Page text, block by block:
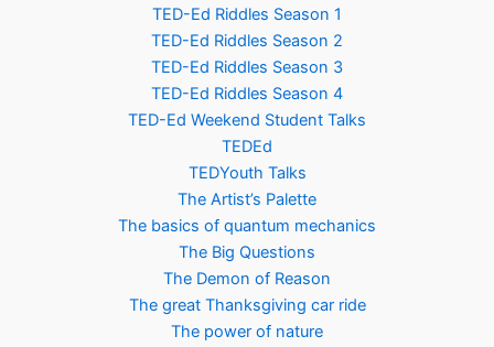
TED-Ed Riddles Season 1
TED-Ed Riddles Season 2
TED-Ed Riddles Season 3
TED-Ed Riddles Season 4
TED-Ed Weekend Student Talks
TEDEd
TEDYouth Talks
The Artist’s Palette
The basics of quantum mechanics
The Big Questions
The Demon of Reason
The great Thanksgiving car ride
The power of nature